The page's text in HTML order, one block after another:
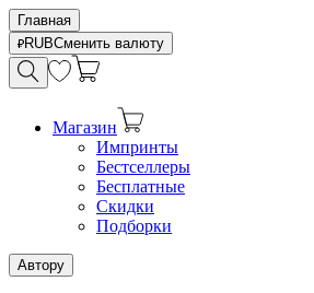
Главная
RUBСменить валюту
Магазин
Импринты
Бестселлеры
Бесплатные
Скидки
Подборки
Автору